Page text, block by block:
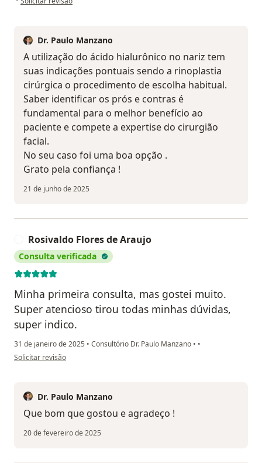
Dr. Paulo Manzano
A utilização do ácido hialurônico no nariz tem
suas indicações pontuais sendo a rinoplastia
cirúrgica o procedimento de escolha habitual.
Saber identificar os prós e contras é
fundamental para o melhor benefício ao
paciente e compete a expertise do cirurgião
facial.
No seu caso foi uma boa opção .
Grato pela confiança !
21 de junho de 2025
Rosivaldo Flores de Araujo
Consulta verificada
Minha primeira consulta, mas gostei muito.
Super atencioso tirou todas minhas dúvidas,
super indico.
31 de janeiro de 2025 • Consultório Dr. Paulo Manzano • •
na opinião do utilizador Rosivaldo Flores de Araujo
Solicitar revisão
Dr. Paulo Manzano
Que bom que gostou e agradeço !
20 de fevereiro de 2025